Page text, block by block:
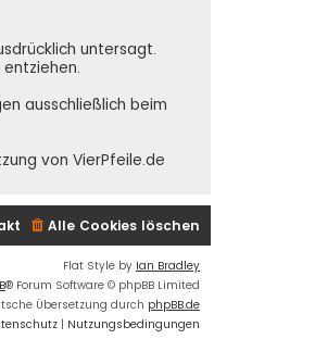
untersagt.
ausschließlich beim
von VierPfeile.de
Alle Cookies löschen
Flat Style by Ian Bradley
® Forum Software © phpBB Limited
Übersetzung durch phpBB.de
| Nutzungsbedingungen